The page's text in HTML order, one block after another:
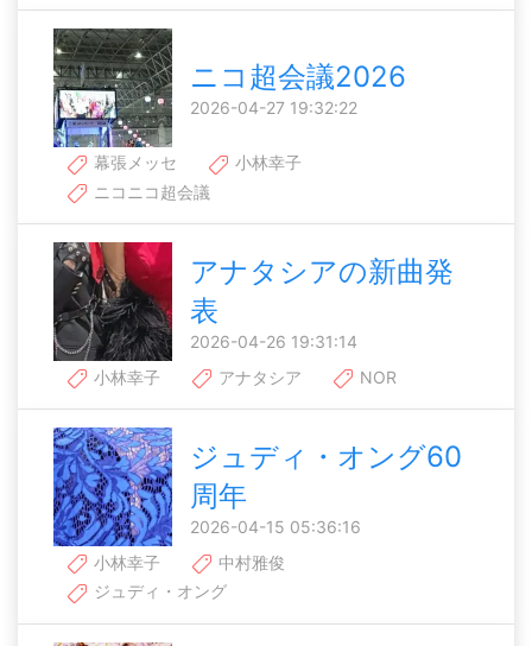
ニコ超会議2026
2026-04-27 19:32:22
幕張メッセ
小林幸子
ニコニコ超会議
アナタシアの新曲発
表
2026-04-26 19:31:14
小林幸子
アナタシア NOR
ジュディ・オング60
周年
2026-04-15 05:36:16
小林幸子
中村雅俊
ジュディ・オング